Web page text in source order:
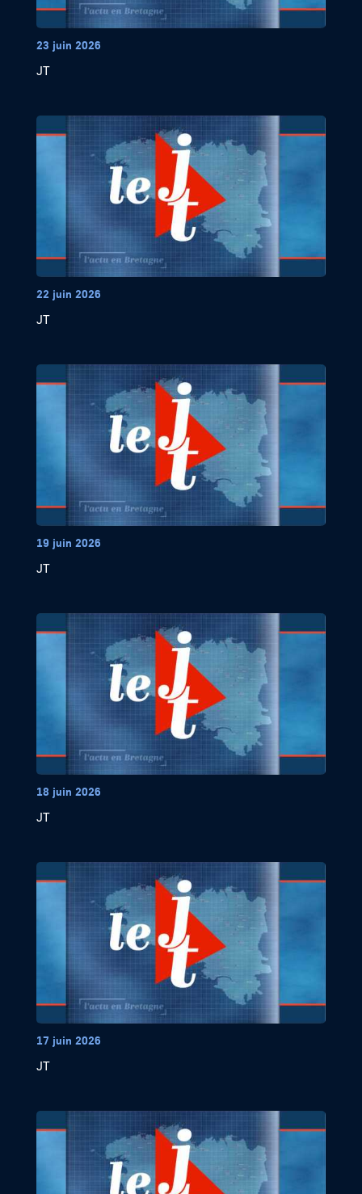
23 juin 2026
JT
22 juin 2026
JT
19 juin 2026
JT
18 juin 2026
JT
17 juin 2026
JT